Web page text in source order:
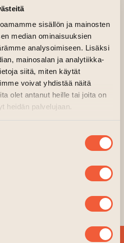
sisällön ja mainosten
median ominaisuuksien
analysoimiseen. Lisäksi
mainosalan ja analytiikka-
siitä, miten käytät
voivat yhdistää näitä
olet antanut heille tai joita on
heidän palvelujaan.
Kuivisto at
on 1st
2.30pm to 6pm.